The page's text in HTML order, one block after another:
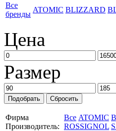
Все
бренды
ATOMIC BLIZZARD
Цена
Размер
Фирма
Производитель:
Все ATOMIC
ROSSIGNOL